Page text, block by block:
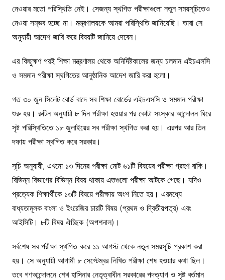
নেওয়ার মতো পরিস্থিতি নেই। সেজন্য স্থগিত পরীক্ষাগুলো নতুন সময়সূচিতেও
নেওয়া সম্ভব হচ্ছে না। মন্ত্রণালয়কে আমরা পরিস্থিতি জানিয়েছি। তারা সে
অনুযায়ী আদেশ জারি করে বিষয়টি জানিয়ে দেবেন।
এর কিছুক্ষণ পরই শিক্ষা মন্ত্রণালয় থেকে অনির্দিষ্টকালের জন্য চলমান এইচএসসি
ও সমমান পরীক্ষা স্থগিতের আনুষ্ঠানিক আদেশ জারি করা হলো।
গত ৩০ জুন সিলেট বোর্ড বাদে সব শিক্ষা বোর্ডের এইচএসসি ও সমমান পরীক্ষা
শুরু হয়। রুটিন অনুযায়ী ৮ দিন পরীক্ষা হওয়ার পর কোটা সংস্কার আন্দোলন ঘিরে
সৃষ্ট পরিস্থিতিতে ১৮ জুলাইয়ের সব পরীক্ষা স্থগিত করা হয়। এরপর আর তিন
দফায় পরীক্ষা স্থগিত করে সরকার।
সূচি অনুযায়ী, এখনো ১৩ দিনের পরীক্ষা মোট ৬১টি বিষয়ের পরীক্ষা গ্রহণ বাকি।
বিভিন্ন বিভাগের বিভিন্ন বিষয় থাকায় এতগুলো পরীক্ষা আটকে গেছে। যদিও
প্রত্যেক শিক্ষার্থীকে ১৩টি বিষয়ে পরীক্ষায় অংশ নিতে হয়। এরমধ্যে
বাধ্যতামূলক বাংলা ও ইংরেজির চারটি বিষয় (প্রথম ও দ্বিতীয়পত্র) এবং
আইসিটি। ৮টি বিষয় ঐচ্ছিক (অপশনাল)।
সর্বশেষ সব পরীক্ষা স্থগিত করে ১১ আগস্ট থেকে নতুন সময়সূচি প্রকাশ করা
হয়। সে অনুযায়ী আগামী ৮ সেপ্টেম্বর লিখিত পরীক্ষা শেষ হওয়ার কথা ছিল।
তবে গণআন্দোলনে শেখ হাসিনার নেতৃত্বাধীন সরকারের পদত্যাগ ও সৃষ্ট বর্তমান